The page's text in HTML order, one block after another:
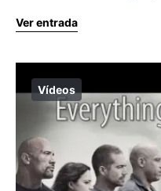
Ver entrada
Vídeos